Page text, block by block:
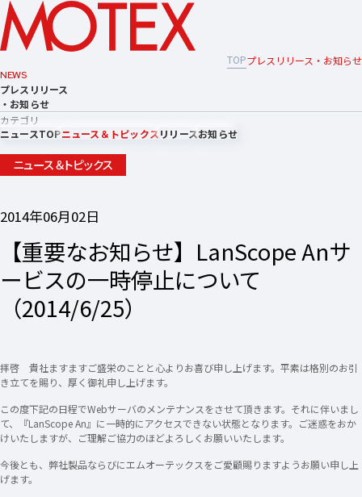
TOPプレスリリース・お知らせ
NEWS
プレスリリース
・お知らせ
カテゴリ
ニュースTOPニュース＆トピックスリリースお知らせ
ニュース＆トピックス
2014年06月02日
【重要なお知らせ】LanScope Anサ
ービスの一時停止について
（2014/6/25）
拝啓 貴社ますますご盛栄のことと心よりお喜び申し上げます。平素は格別のお引
き立てを賜り、厚く御礼申し上げます。
この度下記の日程でWebサーバのメンテナンスをさせて頂きます。それに伴いまし
て、『LanScope An』に一時的にアクセスできない状態となります。ご迷惑をおか
けいたしますが、ご理解ご協力のほどよろしくお願いいたします。
今後とも、弊社製品ならびにエムオーテックスをご愛顧賜りますようお願い申し上
げます。